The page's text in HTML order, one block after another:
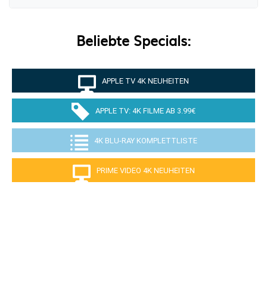
Beliebte Specials:
APPLE TV 4K NEUHEITEN
APPLE TV: 4K FILME AB 3.99€
4K BLU-RAY KOMPLETTLISTE
PRIME VIDEO 4K NEUHEITEN